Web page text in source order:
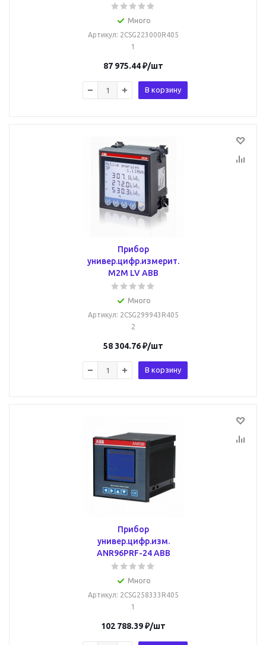
Много
Артикул: 2CSG223000R405
1
87 975.44₽/шт
В корзину
Прибор
универ.цифр.измерит.
M2M LV ABB
Много
Артикул: 2CSG299943R405
2
58 304.76₽/шт
В корзину
Прибор
универ.цифр.изм.
ANR96PRF-24 ABB
Много
Артикул: 2CSG258333R405
1
102 788.39₽/шт